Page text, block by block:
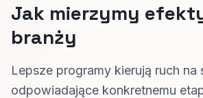
Jak mierzymy
branży
Lepsze programy kierują ruch na
odpowiadające konkretnemu